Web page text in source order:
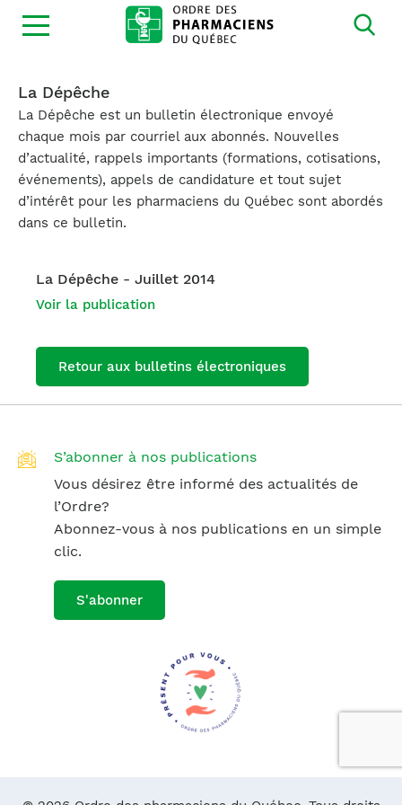
Ouvrir
la
La Dépêche
La Dépêche est un bulletin électronique envoyé
chaque mois par courriel aux abonnés. Nouvelles
d’actualité, rappels importants (formations, cotisations,
événements), appels de candidature et tout sujet
d’intérêt pour les pharmaciens du Québec sont abordés
dans ce bulletin.
La Dépêche - Juillet 2014
Voir la publication
Retour aux bulletins électroniques
S’abonner à nos publications
Vous désirez être informé des actualités de
l’Ordre?
Abonnez-vous à nos publications en un simple
clic.
S'abonner